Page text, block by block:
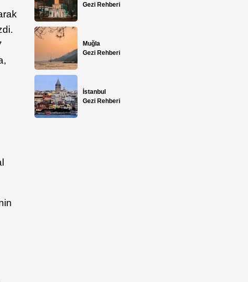
Gezi Rehberi
Muğla
Gezi Rehberi
İstanbul
Gezi Rehberi